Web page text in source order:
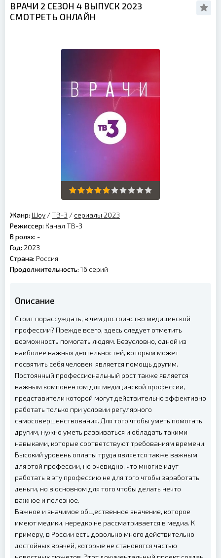
ВРАЧИ 2 СЕЗОН 4 ВЫПУСК 2023
СМОТРЕТЬ ОНЛАЙН
Жанр: Шоу /ТВ-3 / сериалы 2023
Режиссер: Канал ТВ-3
В ролях: -
Год: 2023
Страна: Россия
Продолжительность: 16 серий
Описание
Стоит порассуждать, в чем достоинство медицинской
профессии? Прежде всего, здесь следует отметить
возможность помогать людям. Безусловно, одной из
наиболее важных деятельностей, которым может
посвятить себя человек, является помощь другим.
Постоянный профессиональный рост также является
важным компонентом для медицинской профессии,
представители которой могут действительно эффективно
работать только при условии регулярного
самосовершенствования. Для того чтобы уметь помогать
другим, нужно уметь развиваться и обладать такими
навыками, которые соответствуют требованиям времени.
Высокий уровень оплаты труда является также важным
для этой профессии, но очевидно, что многие идут
работать в эту профессию не для того чтобы заработать
деньги, но в основном для того чтобы делать нечто
важное и полезное.
Важное и значимое общественное значение, которое
имеют медики, нередко не рассматривается в медиа. К
примеру, в России есть довольно много действительно
достойных врачей, которые не становятся частью